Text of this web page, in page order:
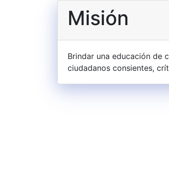
Misión
Brindar una educación de
ciudadanos consientes,